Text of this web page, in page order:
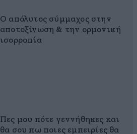
Ο απόλυτος σύμμαχος στην
αποτοξίνωση & την ορμονική
ισορροπία
Πες μου πότε γεννήθηκες και
θα σου πω ποιες εμπειρίες θα